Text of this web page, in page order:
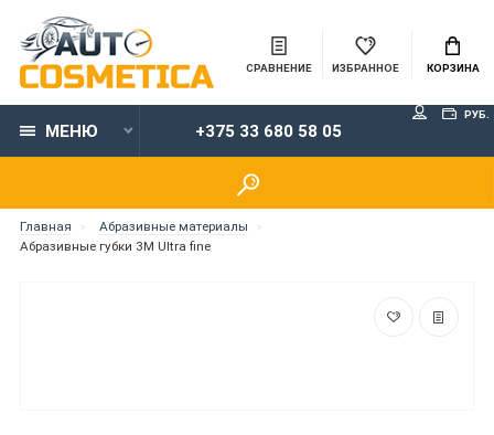
СРАВНЕНИЕ ИЗБРАННОЕ КОРЗИНА
МЕНЮ +375 33 680 58 05
РУБ.
Главная
Абразивные материалы
Абразивные губки 3М Ultra fine